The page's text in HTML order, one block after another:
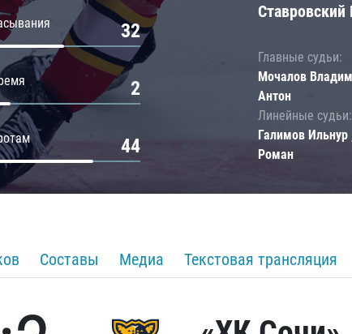
32
2
44
Ставровский
Главные судьи:
Мочалов
Антон
Линейные судьи:
Галимов Ильнур
Роман
Составы Медиа Текстовая трансляция